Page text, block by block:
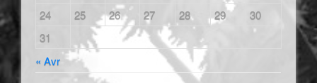
« Avr
24
25 26 27 28 29
30
31